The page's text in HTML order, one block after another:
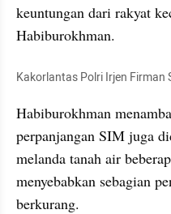
keuntungan dari rakyat
Habiburokhman.
Kakorlantas Polri Irjen
Habiburokhman
perpanjangan SIM juga
melanda tanah air
menyebabkan sebagian
berkurang.